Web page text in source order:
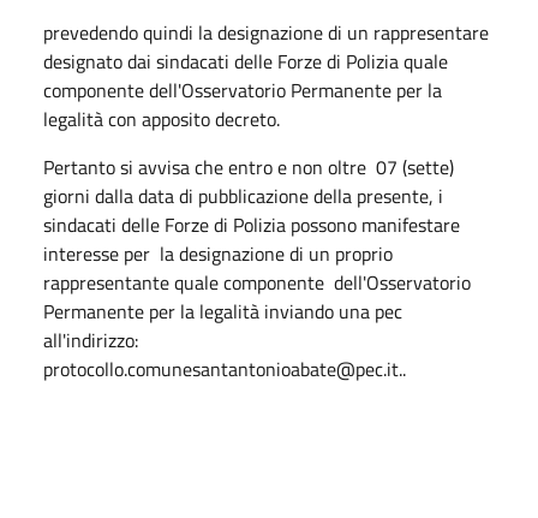
prevedendo quindi ladesignazionedi un rappresentare
designato dai sindacati delle Forzedi Poliziaquale
componente dell'Osservatorio Permanente per la
legalitàcon appositodecreto.
Pertanto si avvisa cheentroe non oltre 07 (sette)
giorni dalla datadi pubblicazionedella presente, i
sindacati delle Forzedi Polizia possono manifestare
interesse per ladesignazionedi un proprio
rappresentante quale componente dell'Osservatorio
Permanente per la legalità inviando una pec
all'indirizzo:
protocollo.comunesantantonioabate@pec.it..